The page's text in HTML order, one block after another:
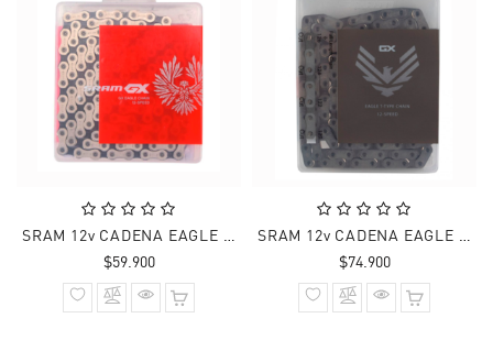
SRAM 12v CADENA EAGLE GX 126 Links
$59.900Precio
normal
SRAM 12v CADENA EAGLE GX T-TYPE FLATTOP PLATEADO 126 Links
$74.900Precio
normal